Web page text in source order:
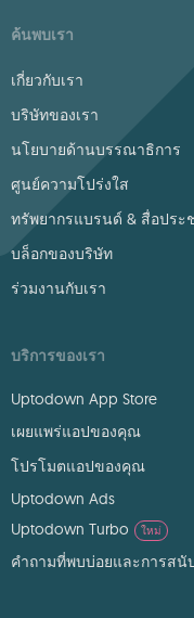
ค้นพบเรา
เกี่ยวกับเรา
บริษัทของเรา
นโยบายด้านบรรณาธิการ
ศูนย์ความโปร่งใส
ทรัพยากรแบรนด์ & สื่อประ
บล็อกของบริษัท
ร่วมงานกับเรา
บริการของเรา
Uptodown App Store
เผยแพร่แอปของคุณ
โปรโมตแอปของคุณ
Uptodown Ads
Uptodown Turbo
ใหม่
คำถามที่พบบ่อยและการส